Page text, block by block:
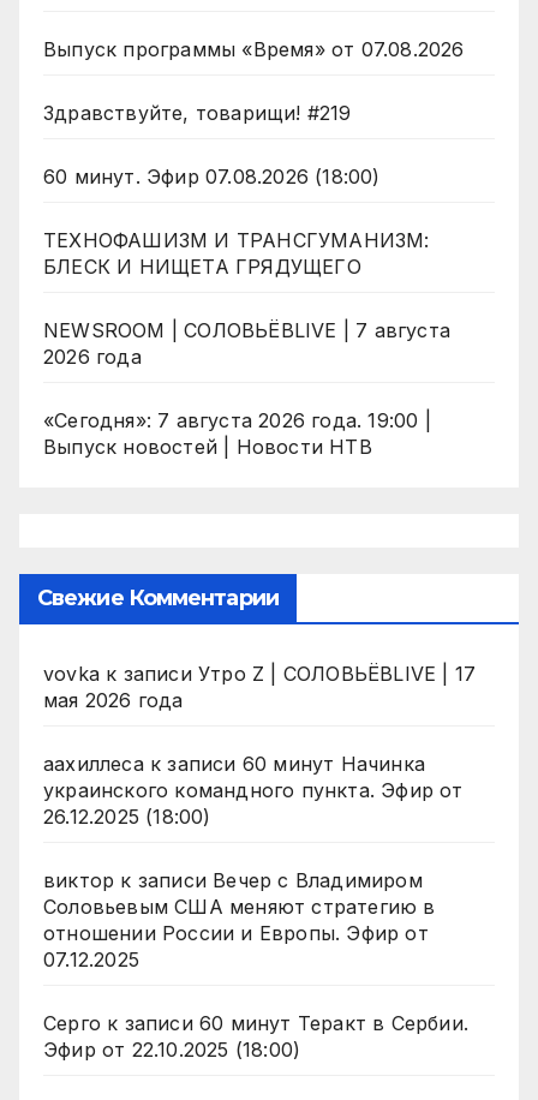
Выпуск программы «Время» от 07.08.2026
Здравствуйте, товарищи! #219
60 минут. Эфир 07.08.2026 (18:00)
ТЕХНОФАШИЗМ И ТРАНСГУМАНИЗМ:
БЛЕСК И НИЩЕТА ГРЯДУЩЕГО
NEWSROOM | СОЛОВЬЁВLIVE | 7 августа
2026 года
«Сегодня»: 7 августа 2026 года. 19:00 |
Выпуск новостей | Новости НТВ
Свежие Комментарии
vovka к записи Утро Z | СОЛОВЬЁВLIVE | 17
мая 2026 года
аахиллесак записи 60 минут Начинка
украинского командного пункта. Эфир от
26.12.2025 (18:00)
виктор к записи Вечер с Владимиром
Соловьевым США меняют стратегию в
отношении России и Европы. Эфир от
07.12.2025
Серго к записи 60 минут Теракт в Сербии.
Эфир от 22.10.2025 (18:00)